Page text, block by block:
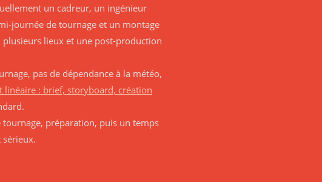
un cadreur, un ingénieur
journée de tournage et un montage
lieux et une post-production
pas de dépendance à la météo,
linéaire : brief, storyboard, création
préparation, puis un temps